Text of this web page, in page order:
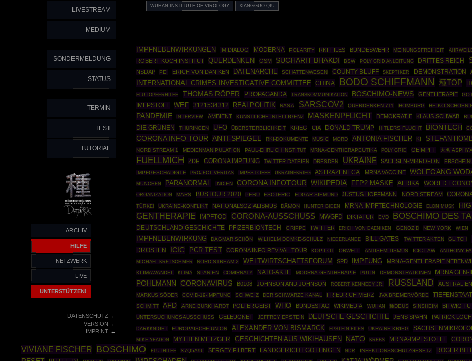
LIVESTREAM
MEDIUM
SONDERMELDUNG
STATUS
TERMIN
TEST
TUTORIAL
ARCHIV
HILFE
NETZWERK
LIVE
UNTERSTÜTZEN!
DATENSCHUTZ←
VERSION ←
IMPRINT←
WUHAN INSTITUTE OF VIROLOGY XIANGGUO QIU
IMPFNEBENWIRKUNGEN IM DIALOG MODERNA POLARITY RKI-FILES BUNDESWEHR MEINUNGSFREIHEIT
ROBERT-KOCH INSTITUT QUERDENKEN OSM SUCHARIT BHAKDI BSW POLY GRID ANLEITUNG DRITTES REICH
NSDAP
PEI ERICH VON DÄNIKEN DATENARCHE SCHATTENWESEN COUNTY BLUFF SKEPTIKER DEMONSTRATION
INTERNATIONAL CRIMES INVESTIGATIVE COMMITTEE CHINA BODO SCHIFFMANN 種TOP
FLUTOPFERHILFE THOMAS RÖPER PROPAGANDA TRANSKOMMUNIKATION BOSCHIMO-NEWS GENTHERAPIE
IMFPSTOFF WEF 3121534312 REALPOLITIK NASA SARSCOV2 QUERDENKEN 711 HOMBURG HEIKO
PANDEMIE INTERVIEW AMBIENT KÜNSTLICHE INTELLIGENZ MASKENPFLICHT DEMOKRATIE KLAUS SCHWAB
DIE GRÜNEN THÜRINGEN UFO ÜBERSTERBLICHKEIT KRIEG CIA DONALD TRUMP HITLERS FLUCHT BIONTECH
CORONA INFO TOUR ANTI-SPIEGEL RKI-DOKUMENTE MUSIC MORD ANTONIA FISCHER KI STEFAN
NORD STREAM 1 MEDIENMANIPULATION PAUL-EHRLICH INSTITUT MRNA-GENTHERAPEUTIKA POLY GRID GEIMPFT 大名 ASPHYX
FUELLMICH
ZDF CORONA IMPFUNG TWITTER-DATEIEN DRESDEN UKRAINE SACHSEN-MIKROFON
IMPFGESCHÄDIGTE
PROJECT VERITAS IMPFSTOFFE UKRAINEKRIEG ASTRAZENECA MRNA VACCINE WOLFGANG
MÜNCHEN PARANORMAL INDIEN CORONA INFOTOUR WIKIPEDIA FFP2 MASKE AFRIKA WORLD
ORGANIZATION
MARS BUSTOUR 2020 PERU ESOTERIC EDGAR SIEMUND JUSTUS HOFFMANN NORD STREAM
TÜRKEI UKRAINE-KONFLIKT NATIONALSOZIALISMUS DÄMON HUNTER BIDEN MRNA IMPFTECHNOLOGIE ELON MUSK
GENTHERAPIE
IMPFTOD CORONA-AUSSCHUSS MWGFD DIKTATUR EVD BOSCHIMO DES
DEUTSCHLAND GESCHICHTE PFIZERBIONTECH GRIPPE TWITTER ERICH VON DAENIKEN GENOZID NEW YORK WIEN
IMPFNEBENWIRKUNG DAGMAR SCHÖN WILHELM DOMKE-SCHULZ NIEDERLANDE BILL GATES TWITTER AKTEN GLITCH
DROSTEN
ICIC PCR TEST CORONA INFO REVIVAL TOUR KOPILOT ORWELL ANTISEMITISMUS ICIC.LAW ANTHONY
MICHAEL KRETSCHMER NORD STREAM 2 WELTWIRTSCHAFTSFORUM SPD IMPFUNG MRNA-GENTHERAPIE
KLIMAWANDEL
KLIMA SPANIEN COMIRNATY NATO-AKTE MODRNA-GENTHERAPIE PUTIN DEMONSTRATIONEN MRNA GEN-
POHLMANN
CORONAVIRUS B0108 JOHNSON AND JOHNSON ROBERT KENNEDY JR. RUSSLAND AUSTRALIEN
MARKUS SÖDER
COVID-19-IMPFUNG SCHWEIZ DER SCHWARZE KANAL FRIEDRICH MERZ JVA BREMERVÖRDE TIEFENSTAAT
SCHMITT
AFD ARNE BURKHARDT POLTERGEIST WHO BUNDESTAG WIKIMEDIA WUHAN 種DEUS SINSHEIM BITWIG
UNTERSUCHUNGSAUSSCHUSS
GELEUGNET JEFFREY EPSTEIN DEUTSCHE GESCHICHTE JENS SPAHN PATRICK
DARKKNIGHT
EUROPÄISCHE UNION ALEXANDER VON BISMARCK EPSTEIN FILES UKRAINE-KRIEG
MIKE YEADON MYTHEN METZGER GESCHICHTEN AUS WIKIHAUSEN NATO KREBS MRNA-IMPFSTOFFE
VIVIANE FISCHER BOSCHIMO FLUTHILFE X7Q5A96 SERGEY FILBERT LANDGERICHT GÖTTINGEN NDR INFEKTIONSSCHUTZGESETZ ROGER